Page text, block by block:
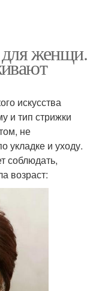
женщи.
искусства
и тип стрижки
не
укладке и уходу.
соблюдать,
возраст: